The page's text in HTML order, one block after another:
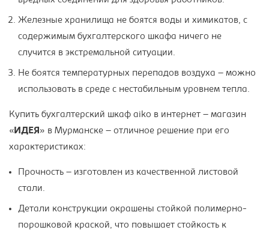
Железные хранилища не боятся воды и химикатов, с
содержимым бухгалтерского шкафа ничего не
случится в экстремальной ситуации.
Не боятся температурных перепадов воздуха – можно
использовать в среде с нестабильным уровнем тепла.
Купить бухгалтерский шкаф aiko в интернет – магазин
«ИДЕЯ» в Мурманске – отличное решение при его
характеристиках:
Прочность – изготовлен из качественной листовой
стали.
Детали конструкции окрашены стойкой полимерно-
порошковой краской, что повышает стойкость к